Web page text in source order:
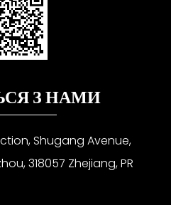
З НАМИ
Shugang Avenue,
318057 Zhejiang, PR